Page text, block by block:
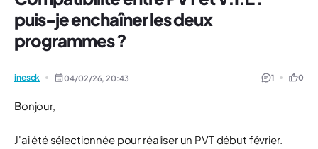
puis-je enchaîner les deux
programmes ?
inesck 04/02/26,20:43 1 0
Bonjour,
J'ai été sélectionnée pour réaliser un PVT début février.